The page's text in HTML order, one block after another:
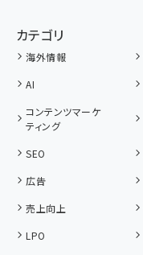
カテゴリ
海外情報
AI
コンテンツマーケ
ティング
SEO
広告
売上向上
LPO